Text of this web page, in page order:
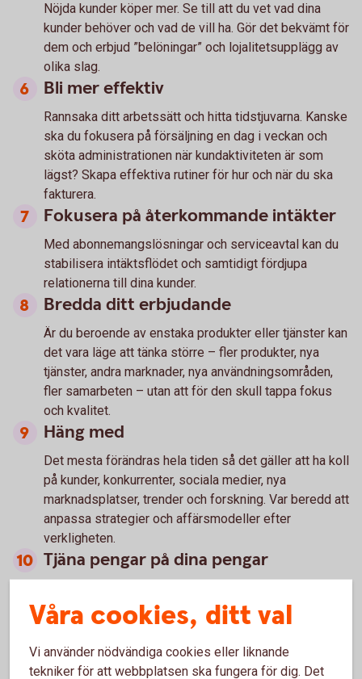
Nöjda kunder köper mer. Se till att du vet vad dina
kunder behöver och vad de vill ha. Gör det bekvämt för
dem och erbjud ”belöningar” och lojalitetsupplägg av
olika slag.
Bli mer effektiv
Rannsaka ditt arbetssätt och hitta tidstjuvarna. Kanske
ska du fokusera på försäljning en dag i veckan och
sköta administrationen när kundaktiviteten är som
lägst? Skapa effektiva rutiner för hur och när du ska
fakturera.
Fokusera på återkommande intäkter
Med abonnemangslösningar och serviceavtal kan du
stabilisera intäktsflödet och samtidigt fördjupa
relationerna till dina kunder.
Bredda ditt erbjudande
Är du beroende av enstaka produkter eller tjänster kan
det vara läge att tänka större – fler produkter, nya
tjänster, andra marknader, nya användningsområden,
fler samarbeten – utan att för den skull tappa fokus
och kvalitet.
Häng med
Det mesta förändras hela tiden så det gäller att ha koll
på kunder, konkurrenter, sociala medier, nya
marknadsplatser, trender och forskning. Var beredd att
anpassa strategier och affärsmodeller efter
verkligheten.
Tjäna pengar på dina pengar
att placera dem så att pengarna kan växa och hjälpa
dig att trygga ekonomin i företaget.
Våra cookies, ditt val
Vi använder nödvändiga cookies eller liknande
tekniker för att webbplatsen ska fungera för dig. Det